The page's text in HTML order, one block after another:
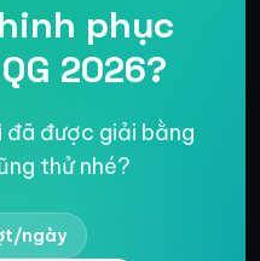
phục
2026?
đã được giải bằng
thử nhé?
ngày